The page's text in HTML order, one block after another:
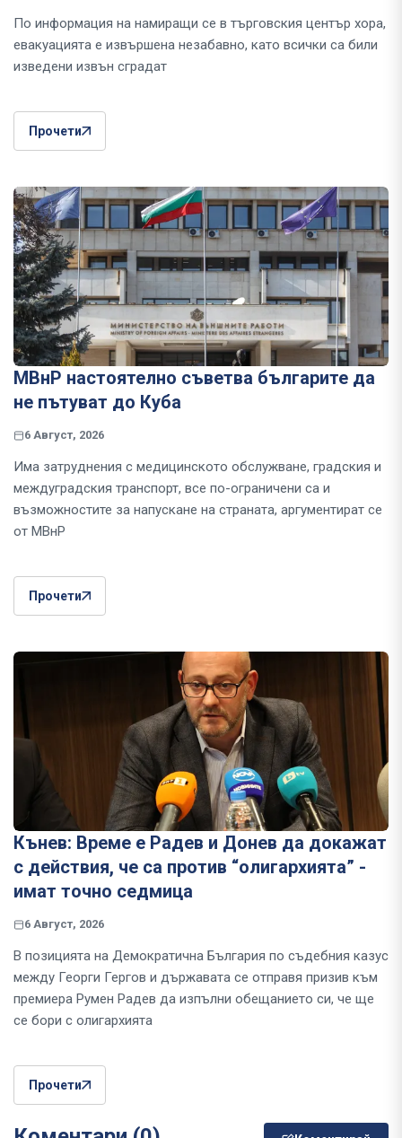
По информация на намиращи се в търговския център хора,
евакуацията е извършена незабавно, като всички са били
изведени извън сградат
Прочети
МВнР настоятелно съветва българите да
не пътуват до Куба
6 Август, 2026
Има затруднения с медицинското обслужване, градския и
междуградския транспорт, все по-ограничени са и
възможностите за напускане на страната, аргументират се
от МВнР
Прочети
Кънев: Време е Радев и Донев да докажат
с действия, че са против “олигархията” -
имат точно седмица
6 Август, 2026
В позицията на Демократична България по съдебния казус
между Георги Гергов и държавата се отправя призив към
премиера Румен Радев да изпълни обещанието си, че ще
се бори с олигархията
Прочети